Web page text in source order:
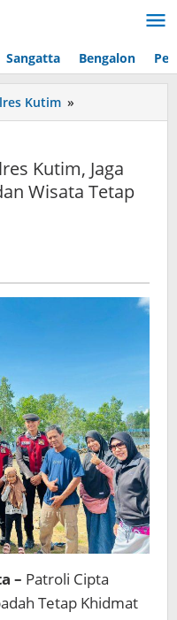
Sangatta Bengalon
Kutim »
Cipta
Kutim,
Jaga
Wisata
Kutim, Jaga
Wisata Tetap
– Patroli Cipta
Tetap Khidmat